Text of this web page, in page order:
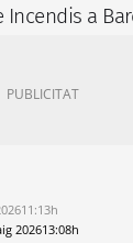
a
11:13h
202613:08h